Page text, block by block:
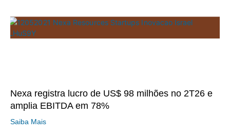
Nexa registra lucro de US$ 98 milhões no 2T26 e
amplia EBITDA em 78%
Saiba Mais